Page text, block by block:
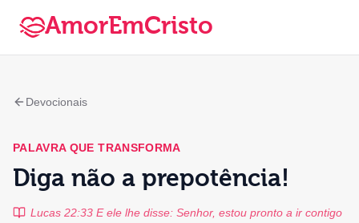
AmorEmCristo
Devocionais
PALAVRA QUE TRANSFORMA
Diga não a prepotência!
Lucas 22:33 E ele lhe disse: Senhor, estou pronto a ir contigo